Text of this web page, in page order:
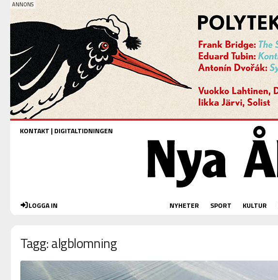
KONTAKT | DIGITALTIDNINGEN
LOGGA IN NYHETER SPORT KULTUR
Tagg: algblomning